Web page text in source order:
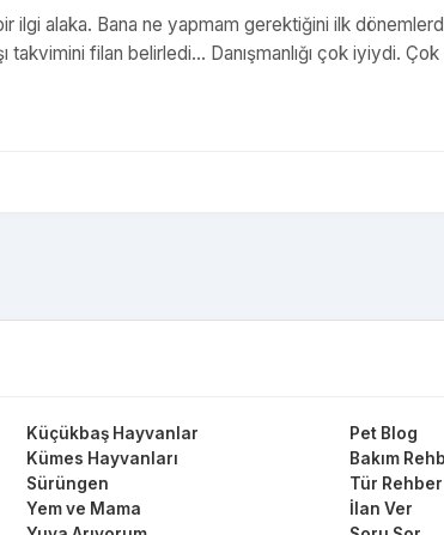
ilgi alaka. Bana ne yapmam gerektiğini ilk
takvimini filan belirledi… Danışmanlığı çok iyiydi. Çok
Küçükbaş Hayvanlar
Kümes Hayvanları
Sürüngen
Yem ve Mama
Pet Blog
Bakım
Tür
İlan Ver